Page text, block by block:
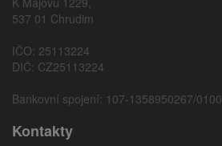
537 01 Chrudim
IČO: 25113224
DIČ: CZ25113224
Bankovní spojení: 107-1358950267/0100
Kontakty